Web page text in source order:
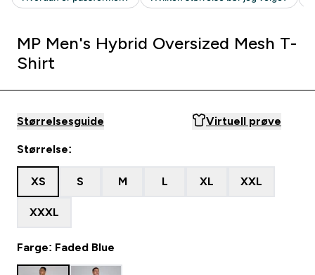
MP Men's Hybrid Oversized Mesh T-
Shirt
Størrelsesguide Virtuell prøve
Størrelse:
XS S M L XL XXL
XXXL
Farge: Faded Blue